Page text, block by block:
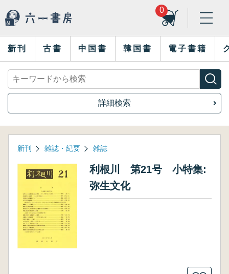
0
新刊 古書 中国書 韓国書 電子書籍
詳細検索
新刊 雑誌・紀要 雑誌
利根川 第21号 小特集:
弥生文化